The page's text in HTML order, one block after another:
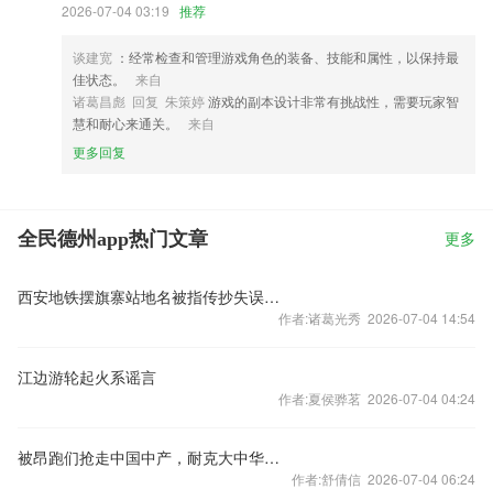
2026-07-04 03:19 推荐
谈建宽 ：经常检查和管理游戏角色的装备、技能和属性，以保持最
佳状态。
来自
诸葛昌彪 回复 朱策婷游戏的副本设计非常有挑战性，需要玩家智
慧和耐心来通关。
来自
更多回复
全民德州app热门文章 更多
西安地铁摆旗寨站地名被指传抄失误，未央区作协公众号刊文呼吁还原为白起站
作者:诸葛光秀 2026-07-04 14:54
江边游轮起火系谣言
作者:夏侯骅茗 2026-07-04 04:24
被昂跑们抢走中国中产，耐克大中华区失速：年营收跌破60亿美元，谋划调整渠道体系
作者:舒倩信 2026-07-04 06:24